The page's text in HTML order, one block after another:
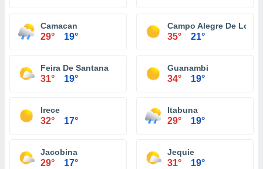
Camacan
29° 19°
Campo Alegre De
35° 21°
Feira De Santana
31° 19°
Guanambi
34° 19°
Irece
32° 17°
Itabuna
29° 19°
Jacobina
29° 17°
Jequie
31° 19°